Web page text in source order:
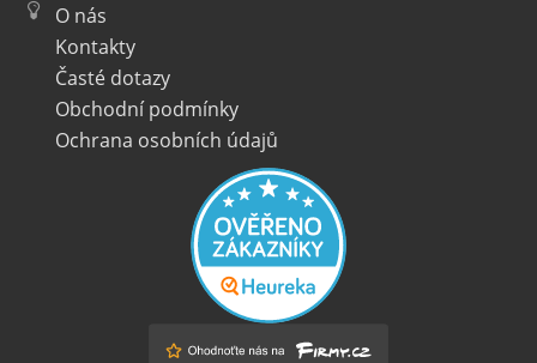
O nás
Kontakty
Časté dotazy
Obchodní podmínky
Ochrana osobních údajů